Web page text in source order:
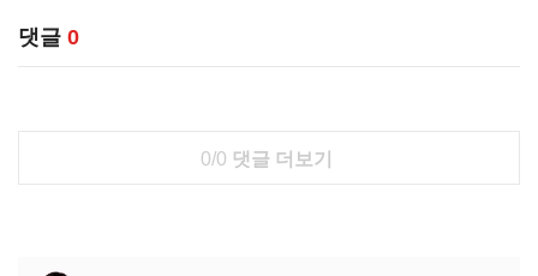
댓글 0
0/0 댓글 더보기